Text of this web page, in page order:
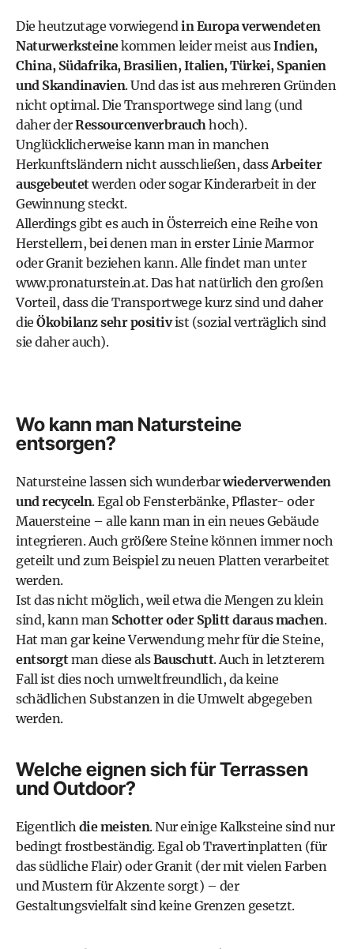
Die heutzutage vorwiegendin Europa verwendeten
Naturwerksteinekommen leider meist ausIndien,
China, Südafrika, Brasilien, Italien, Türkei, Spanien
und Skandinavien. Und das ist aus mehreren Gründen
nicht optimal. Die Transportwege sind lang (und
daher derRessourcenverbrauchhoch).
Unglücklicherweise kann man in manchen
Herkunftsländern nicht ausschließen, dassArbeiter
ausgebeutetwerden oder sogar Kinderarbeit in der
Gewinnung steckt.
Allerdings gibt es auch in Österreich eine Reihe von
Herstellern, bei denen man in erster Linie Marmor
oder Granit beziehen kann. Alle findet man unter
www.pronaturstein.at. Das hat natürlich den großen
Vorteil, dass die Transportwege kurz sind und daher
die Ökobilanz sehr positivist (sozial verträglich sind
sie daher auch).
Wo kann man Natursteine
entsorgen?
Natursteine lassen sich wunderbarwiederverwenden
undrecyceln. Egal ob Fensterbänke, Pflaster- oder
Mauersteine – alle kann man in ein neues Gebäude
integrieren. Auch größere Steine können immer noch
geteilt und zum Beispiel zu neuen Platten verarbeitet
werden.
Ist das nicht möglich, weil etwa die Mengen zu klein
sind, kann man Schotter oder Splitt daraus machen.
Hat man gar keine Verwendung mehr für die Steine,
entsorgtman diese alsBauschutt. Auch in letzterem
Fall ist dies noch umweltfreundlich, da keine
schädlichen Substanzen in die Umwelt abgegeben
werden.
Welche eignen sich für Terrassen
und Outdoor?
Eigentlich die meisten. Nur einige Kalksteine sind nur
bedingt frostbeständig. Egal ob Travertinplatten (für
das südliche Flair) oder Granit (der mit vielen Farben
und Mustern für Akzente sorgt) – der
Gestaltungsvielfalt sind keine Grenzen gesetzt.